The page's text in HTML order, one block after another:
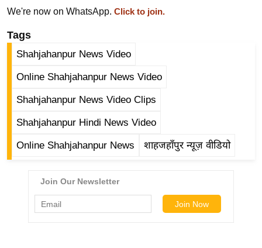
वु
ड
ल्म
स
क्षा
B
We're now on WhatsApp. Click to join.
Tags
Shahjahanpur News Video
Online Shahjahanpur News Video
Shahjahanpur News Video Clips
Shahjahanpur Hindi News Video
Online Shahjahanpur News शाहजहाँपुर न्यूज़ वीडियो